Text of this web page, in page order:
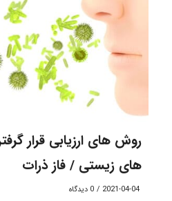
روش های ارزیابی قرار
های زیستی / فاز ذرات
2021-04-04
/ 0 دیدگاه